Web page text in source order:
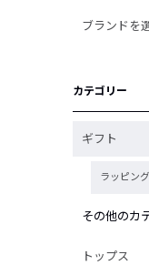
ブランドを
カテゴリー
ギフト
ラッピン
その他のカ
トップス